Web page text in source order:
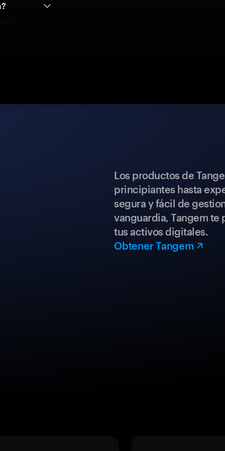
Los productos de
principiantes hasta
segura y fácil de
vanguardia, Tangem
tus activos digitales.
Obtener Tangem